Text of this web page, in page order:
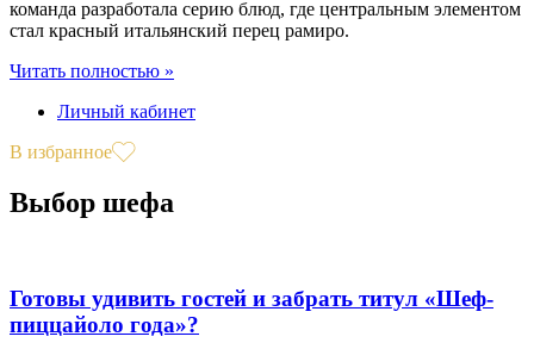
команда разработала серию блюд, где центральным элементом
стал красный итальянский перец рамиро.
Читать полностью »
Личный кабинет
В избранное
Выбор шефа
Готовы удивить гостей и забрать титул «Шеф-
пиццайоло года»?